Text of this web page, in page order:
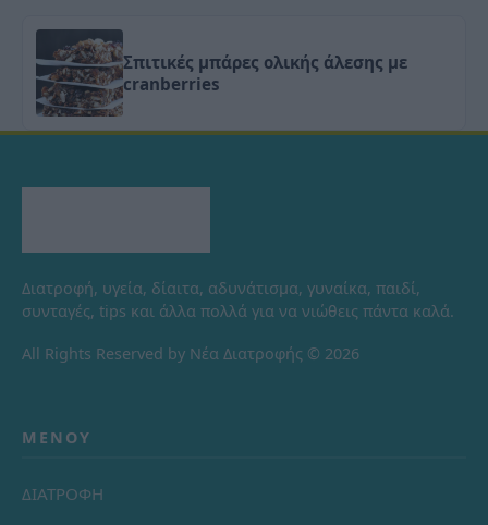
Σπιτικές μπάρες ολικής άλεσης με
cranberries
Διατροφή, υγεία, δίαιτα, αδυνάτισμα, γυναίκα, παιδί,
συνταγές, tips και άλλα πολλά για να νιώθεις πάντα καλά.
All Rights Reserved by Νέα Διατροφής © 2026
ΜΕΝΟΎ
ΔΙΑΤΡΟΦΗ